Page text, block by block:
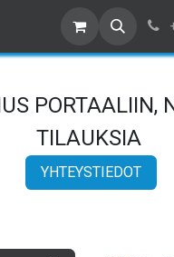
Referenssit Artikkelit
TILAUKSIA
YHTEYSTIEDOT